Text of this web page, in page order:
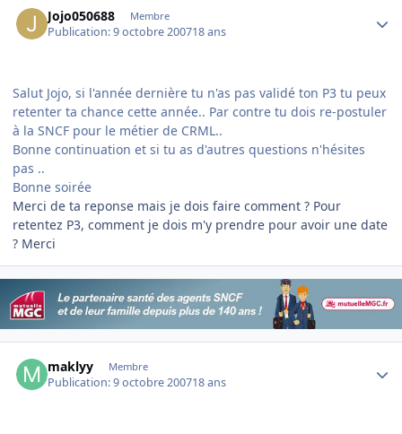
Jojo050688 Membre
Publication:9 octobre 200718 ans
Salut Jojo, si l'année dernière tu n'as pas validé ton P3 tu peux
retenter ta chance cette année.. Par contre tu dois re-postuler
à la SNCF pour le métier de CRML..
Bonne continuation et si tu as d'autres questions n'hésites
pas ..
Bonne soirée
Merci de ta reponse mais je dois faire comment ? Pour
retentez P3, comment je dois m'y prendre pour avoir une date
? Merci
maklyy Membre
Publication:9 octobre 200718 ans